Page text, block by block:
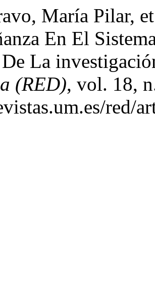
María Pilar,
En El
La
(RED), vol. 18,
red/